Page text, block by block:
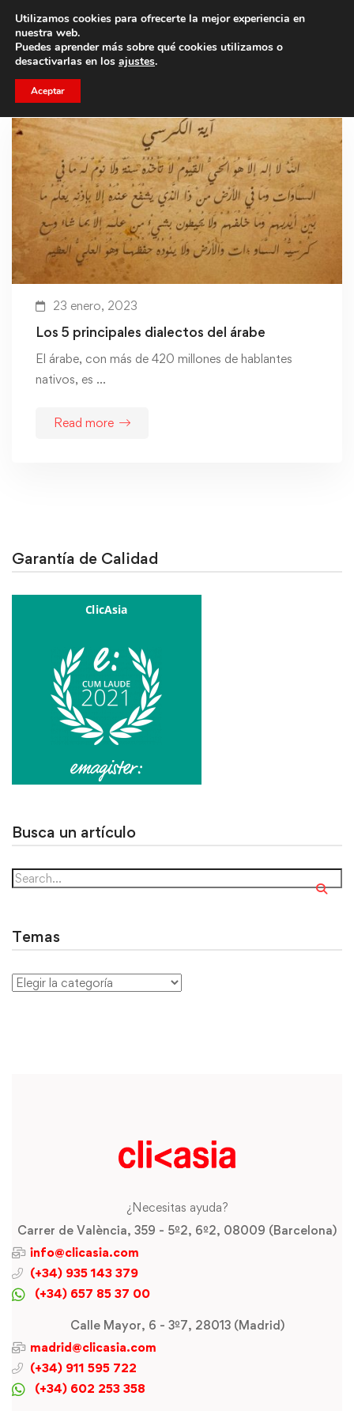
Trae a un amigo y llevaos un total de 75€ de descuento.
23 enero, 2023
Los 5 principales dialectos del árabe
El árabe, con más de 420 millones de hablantes
nativos, es …
Read more
Garantía de Calidad
Busca un artículo
Temas
¿Necesitas ayuda?
Carrer de València, 359 - 5º2, 6º2, 08009 (Barcelona)
info@clicasia.com
(+34) 935 143 379
(+34) 657 85 37 00
Calle Mayor, 6 - 3º7, 28013 (Madrid)
madrid@clicasia.com
(+34) 911 595 722
(+34) 602 253 358
Utilizamos cookies para ofrecerte la mejor experiencia en
nuestra web.
Puedes aprender más sobre qué cookies utilizamos o
desactivarlas en los ajustes.
Aceptar